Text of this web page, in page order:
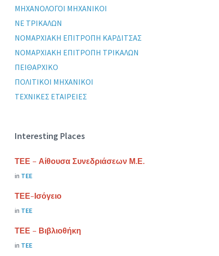
ΜΗΧΑΝΟΛΟΓΟΙ ΜΗΧΑΝΙΚΟΙ
ΝΕ ΤΡΙΚΑΛΩΝ
ΝΟΜΑΡΧΙΑΚΗ ΕΠΙΤΡΟΠΗ ΚΑΡΔΙΤΣΑΣ
ΝΟΜΑΡΧΙΑΚΗ ΕΠΙΤΡΟΠΗ ΤΡΙΚΑΛΩΝ
ΠΕΙΘΑΡΧΙΚΟ
ΠΟΛΙΤΙΚΟΙ ΜΗΧΑΝΙΚΟΙ
ΤΕΧΝΙΚΕΣ ΕΤΑΙΡΕΙΕΣ
Interesting Places
ΤΕΕ – Αίθουσα Συνεδριάσεων Μ.Ε.
in ΤΕΕ
ΤΕΕ-Ισόγειο
in ΤΕΕ
ΤΕΕ – Βιβλιοθήκη
in ΤΕΕ